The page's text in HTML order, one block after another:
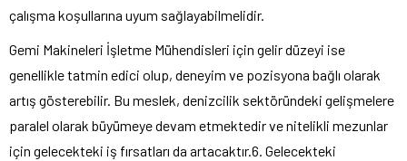
çalışma koşullarına uyum sağlayabilmelidir.
Gemi Makineleri İşletme Mühendisleri için gelir düzeyi ise
genellikle tatmin edici olup, deneyim ve pozisyona bağlı olarak
artış gösterebilir. Bu meslek, denizcilik sektöründeki gelişmelere
paralel olarak büyümeye devam etmektedir ve nitelikli mezunlar
için gelecekteki iş fırsatları da artacaktır.6. Gelecekteki